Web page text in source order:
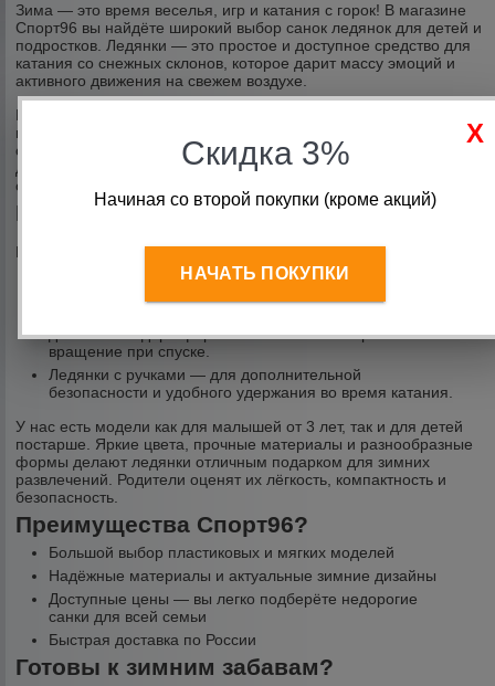
Зима — это время веселья, игр и катания с горок! В магазине
Спорт96 вы найдёте широкий выбор санок ледянок для детей и
подростков. Ледянки — это простое и доступное средство для
катания со снежных склонов, которое дарит массу эмоций и
активного движения на свежем воздухе.
В отличие от традиционных санок, ледянка — это лёгкое,
компактное изделие, которое удобно носить с собой. Она
отлично подходит для катания с горки в парке, во дворе или на
даче. Благодаря своей конструкции, ледянки легко набирают
скорость и обеспечивают отличное скольжение.
Какие бывают ледянки?
В каталоге Спорт96 представлены различные виды ледянок:
Пластиковые ледянки — прочные, устойчивы к морозу,
детей. Благодаря форме обеспечивают хорошее
вращение при спуске.
Ледянки с ручками — для дополнительной
безопасности и удобного удержания во время катания.
У нас есть модели как для малышей от 3 лет, так и для детей
постарше. Яркие цвета, прочные материалы и разнообразные
формы делают ледянки отличным подарком для зимних
развлечений. Родители оценят их лёгкость, компактность и
безопасность.
Преимущества Спорт96?
Большой выбор пластиковых и мягких моделей
Надёжные материалы и актуальные зимние дизайны
Доступные цены — вы легко подберёте недорогие
санки для всей семьи
Быстрая доставка по России
Готовы к зимним забавам?
Скидка 3%
Начиная со второй покупки (кроме акций)
НАЧАТЬ ПОКУПКИ